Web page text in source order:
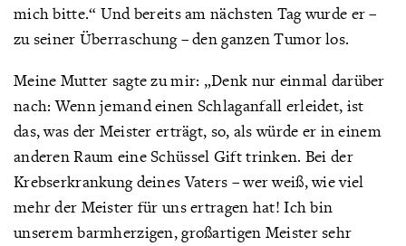
mich bitte.“ Und bereits am nächsten Tag wurde er –
zu seiner Überraschung – den ganzen Tumor los.
Meine Mutter sagte zu mir: „Denk nur einmal darüber
nach: Wenn jemand einen Schlaganfall erleidet, ist
das, was der Meister erträgt, so, als würde er in einem
anderen Raum eine Schüssel Gift trinken. Bei der
Krebserkrankung deines Vaters – wer weiß, wie viel
mehr der Meister für uns ertragen hat! Ich bin
unserem barmherzigen, großartigen Meister sehr